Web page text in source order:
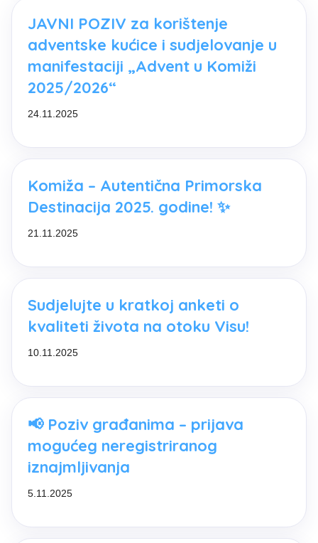
JAVNI POZIV za korištenje
adventske kućice i sudjelovanje u
manifestaciji „Advent u Komiži
2025/2026“
24.11.2025
Komiža – Autentična Primorska
Destinacija 2025. godine! ✨
21.11.2025
Sudjelujte u kratkoj anketi o
kvaliteti života na otoku Visu!
10.11.2025
📢 Poziv građanima – prijava
mogućeg neregistriranog
iznajmljivanja
5.11.2025